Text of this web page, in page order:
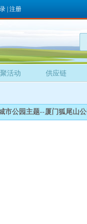
注册
聚活动 供应链
市公园主题--厦门狐尾山公